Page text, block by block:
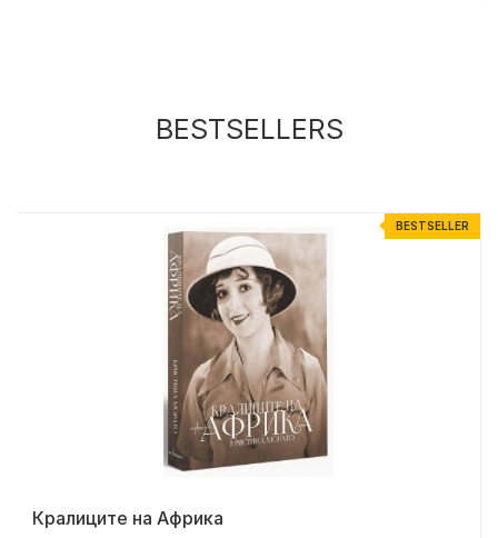
BESTSELLERS
BESTSELLER
Кралиците на Африка